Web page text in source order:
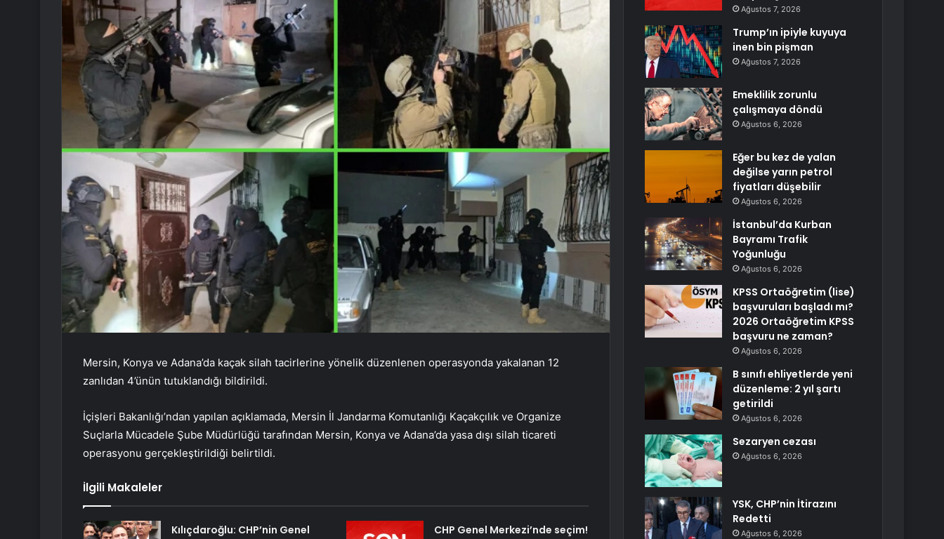
Mersin, Konya ve Adana’da kaçak silah tacirlerine yönelik düzenlenen operasyonda yakalanan 12
zanlıdan 4’ünün tutuklandığı bildirildi.
İçişleri Bakanlığı’ndan yapılan açıklamada, Mersin İl Jandarma Komutanlığı Kaçakçılık ve Organize
Suçlarla Mücadele Şube Müdürlüğü tarafından Mersin, Konya ve Adana’da yasa dışı silah ticareti
operasyonu gerçekleştirildiği belirtildi.
İlgili Makaleler
Kılıçdaroğlu: CHP’nin Genel
CHP Genel Merkezi’nde seçim!
Ağustos 7, 2026
Trump’ın ipiyle kuyuya
inen bin pişman
Ağustos 7, 2026
Emeklilik zorunlu
çalışmaya döndü
Ağustos 6, 2026
Eğer bu kez de yalan
değilse yarın petrol
fiyatları düşebilir
Ağustos 6, 2026
İstanbul’da Kurban
Bayramı Trafik
Yoğunluğu
Ağustos 6, 2026
KPSS Ortaöğretim (lise)
başvuruları başladı mı?
2026 Ortaöğretim KPSS
başvuru ne zaman?
Ağustos 6, 2026
B sınıfı ehliyetlerde yeni
düzenleme: 2 yıl şartı
getirildi
Ağustos 6, 2026
Sezaryen cezası
Ağustos 6, 2026
YSK, CHP’nin İtirazını
Redetti
Ağustos 6, 2026